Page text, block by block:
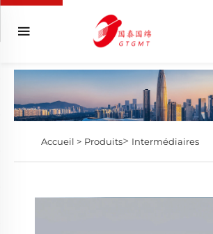
Accueil > Produits> Intermédiaires